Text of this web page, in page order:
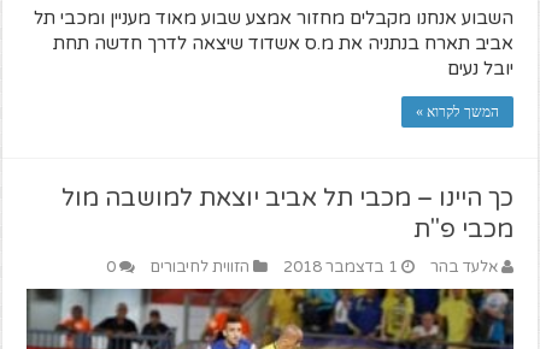
השבוע אנחנו מקבלים מחזור אמצע שבוע מאוד מעניין ומכבי תל
אביב תארח בנתניה את מ.ס אשדוד שיצאה לדרך חדשה תחת
יובל נעים
המשך לקרוא »
כך היינו – מכבי תל אביב יוצאת למושבה מול
מכבי פ"ת
אלעד בהר 1 בדצמבר 2018 הזווית לחיבורים 0